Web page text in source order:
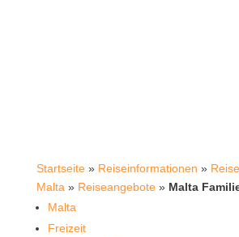
Startseite» Reiseinformationen »
Malta » Reiseangebote» Malta
Malta
Freizeit